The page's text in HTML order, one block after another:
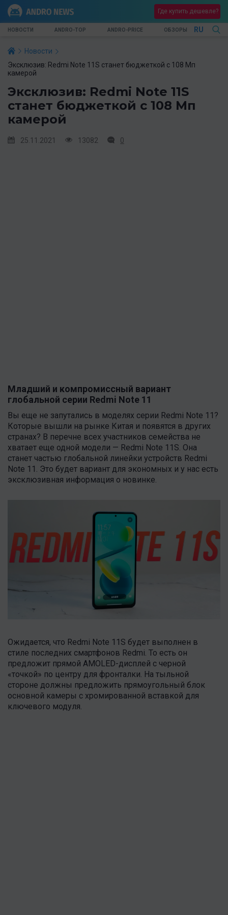
Где купить дешевле?
НОВОСТИ ANDRO-TOP ANDRO-PRICE ОБЗОРЫ RU
Новости
Эксклюзив: Redmi Note 11S станет бюджеткой с 108 Мп
камерой
Эксклюзив: Redmi Note 11S
станет бюджеткой с 108 Мп
камерой
25.11.2021 13082 0
Младший и компромиссный вариант
глобальной серии Redmi Note 11
Вы еще не запутались в моделях серии Redmi Note 11?
Которые вышли на рынке Китая и появятся в других
странах? В перечне всех участников семейства не
хватает еще одной модели — Redmi Note 11S. Она
станет частью глобальной линейки устройств Redmi
Note 11. Это будет вариант для экономных и у нас есть
эксклюзивная информация о новинке.
Ожидается, что Redmi Note 11S будет выполнен в
стиле последних смартфонов Redmi. То есть он
предложит прямой AMOLED-дисплей с черной
«точкой» по центру для фронталки. На тыльной
стороне должны предложить прямоугольный блок
основной камеры с хромированной вставкой для
ключевого модуля.